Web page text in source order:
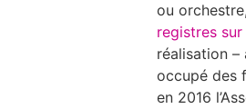
ou
registres
réalisation –
occupé des
en 2016